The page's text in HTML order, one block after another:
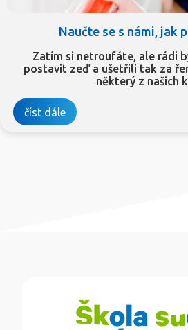
Naučte se s námi, jak
Zatím si netroufáte, ale rádi
postavit zeď a ušetřili tak za
některý z našich
číst dále